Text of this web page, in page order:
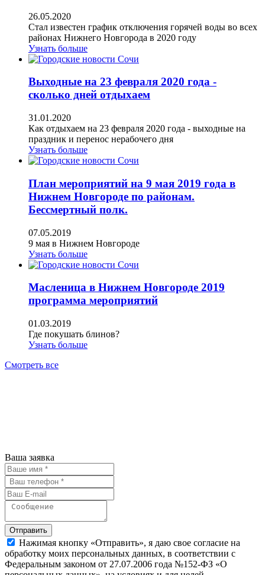
26.05.2020
Стал известен график отключения горячей воды во всех
районах Нижнего Новгорода в 2020 году
Узнать больше
Выходные на 23 февраля 2020 года -
сколько дней отдыхаем
31.01.2020
Как отдыхаем на 23 февраля 2020 года - выходные на
праздник и перенос нерабочего дня
Узнать больше
План мероприятий на 9 мая 2019 года в
Нижнем Новгороде по районам.
Бессмертный полк.
07.05.2019
9 мая в Нижнем Новгороде
Узнать больше
Масленица в Нижнем Новгороде 2019
программа мероприятий
01.03.2019
Где покушать блинов?
Узнать больше
Смотреть все
Ваша заявка
Отправить
Нажимая кнопку «Отправить», я даю свое согласие на
обработку моих персональных данных, в соответствии с
Федеральным законом от 27.07.2006 года №152-ФЗ «О